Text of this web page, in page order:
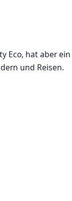
Eco, hat aber
und Reisen.